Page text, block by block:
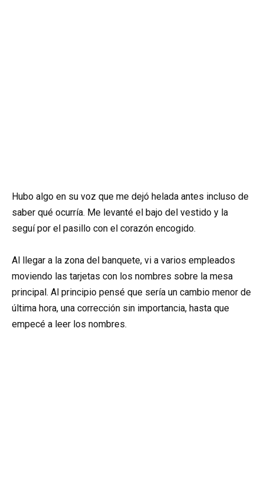
Hubo algo en su voz que me dejó helada antes incluso de
saber qué ocurría. Me levanté el bajo del vestido y la
seguí por el pasillo con el corazón encogido.
Al llegar a la zona del banquete, vi a varios empleados
moviendo las tarjetas con los nombres sobre la mesa
principal. Al principio pensé que sería un cambio menor de
última hora, una corrección sin importancia, hasta que
empecé a leer los nombres.